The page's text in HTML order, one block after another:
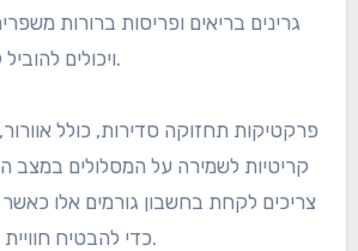
גרינים בריאים ופריסות ברורות
ויכולים להוביל לציונים טובים יותר.
פרקטיקות תחזוקה סדירות, כולל
קריטיות לשמירה על המסלולים במצב
צריכים לקחת בחשבון גורמים אלו
כדי להבטיח חוויית משחק אופטימלית.